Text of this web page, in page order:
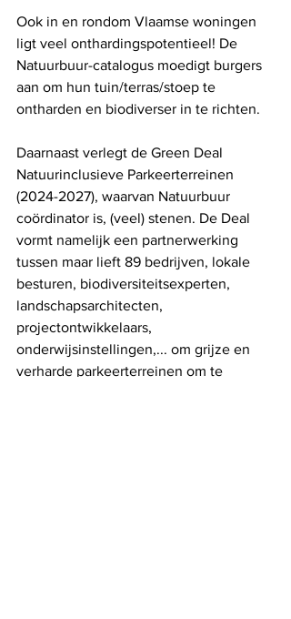
Ook in en rondom Vlaamse woningen
ligt veel onthardingspotentieel! De
Natuurbuur-catalogus moedigt burgers
aan om hun tuin/terras/stoep te
ontharden en biodiverser in te richten.
Daarnaast verlegt de Green Deal
Natuurinclusieve Parkeerterreinen
(2024-2027), waarvan Natuurbuur
coördinator is, (veel) stenen. De Deal
vormt namelijk een partnerwerking
tussen maar lieft 89 bedrijven, lokale
besturen, biodiversiteitsexperten,
landschapsarchitecten,
projectontwikkelaars,
onderwijsinstellingen,... om grijze en
verharde parkeerterreinen om te